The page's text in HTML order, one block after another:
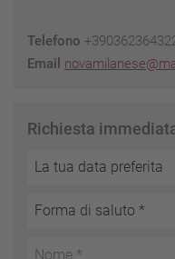
Telefono
Email
Richiesta